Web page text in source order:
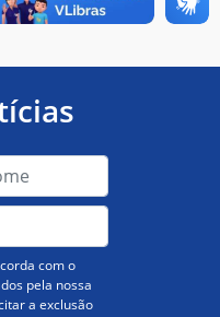
com o
pela nossa
a exclusão